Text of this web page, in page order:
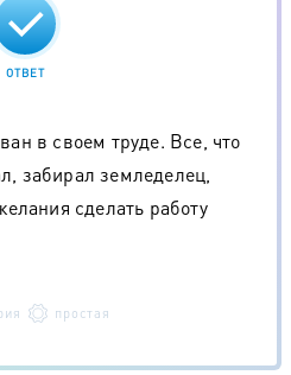
ОТВЕТ
в своем труде. Все, что
забирал земледелец,
сделать работу
простая